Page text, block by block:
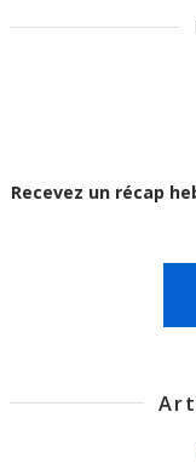
Recevez un récap